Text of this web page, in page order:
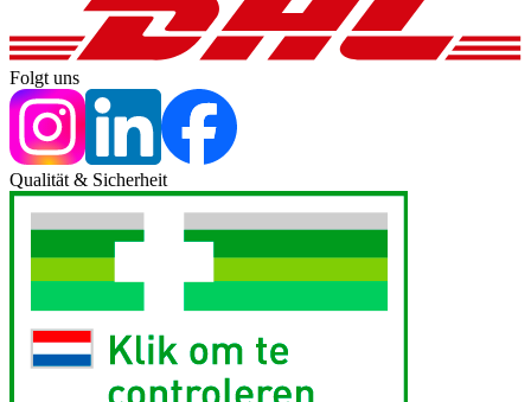
Folgt uns
Qualität & Sicherheit